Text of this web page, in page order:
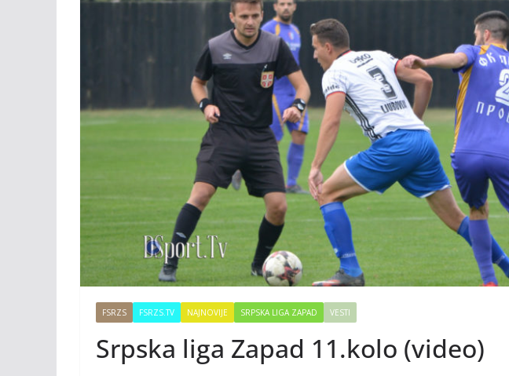
FSRZS FSRZS.TV NAJNOVIJE SRPSKA LIGA ZAPAD VESTI
Srpska liga Zapad 11.kolo (video)